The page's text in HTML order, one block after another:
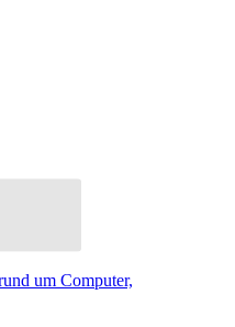
um Computer,